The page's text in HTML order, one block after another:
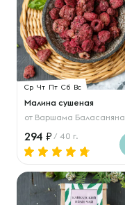
Ср Чт Пт Сб Вс
Малина сушеная
от Варшама Баласаняна
294 / 40 г.